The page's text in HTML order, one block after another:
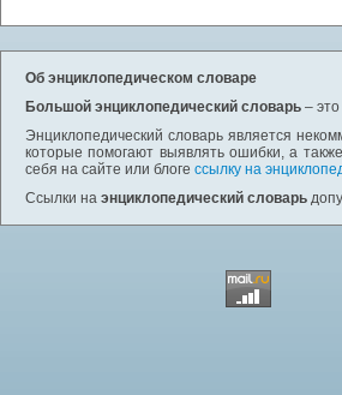
Об энциклопедическом словаре
Большой энциклопедический словарь –
Энциклопедический словарь является
которые помогают выявлять ошибки, а
себя на сайте или блоге ссылку на
Ссылки на энциклопедический словарь